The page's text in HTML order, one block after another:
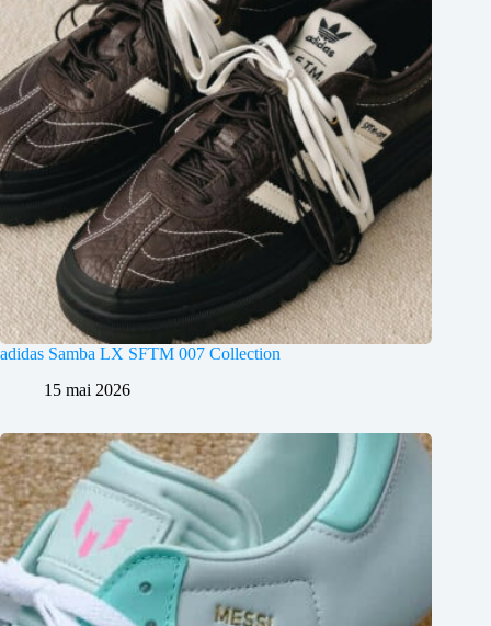
adidas Samba LX SFTM 007 Collection
15 mai 2026